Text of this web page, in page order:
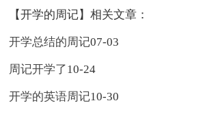
【开学的周记】相关文章：
开学总结的周记07-03
周记开学了10-24
开学的英语周记10-30